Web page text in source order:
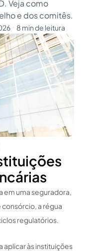
Veja como
e dos comitês.
・ 8 min de leitura
em uma seguradora,
a régua
regulatórios.
aplicar às instituições